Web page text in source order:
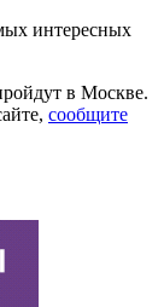
интересных
в Москве.
сообщите